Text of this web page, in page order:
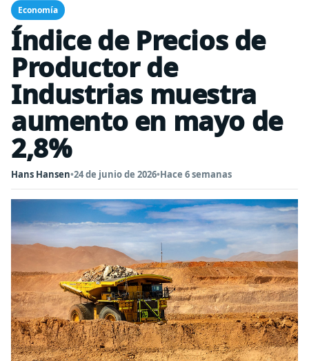
Economía
Índice de Precios de
Productor de
Industrias muestra
aumento en mayo de
2,8%
Hans Hansen•24 de junio de 2026•Hace 6 semanas